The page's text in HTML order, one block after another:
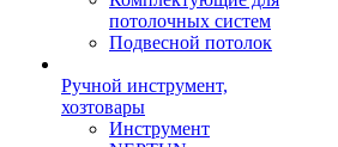
потолочных систем
Подвесной потолок
Ручной инструмент,
хозтовары
Инструмент